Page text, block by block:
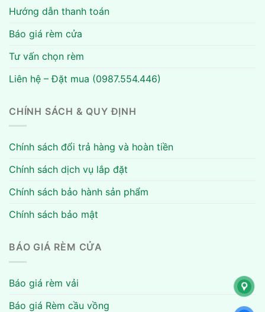
Hướng dẫn thanh toán
Báo giá rèm cửa
Tư vấn chọn rèm
Liên hệ – Đặt mua (0987.554.446)
CHÍNH SÁCH & QUY ĐỊNH
Chính sách đổi trả hàng và hoàn tiền
Chính sách dịch vụ lắp đặt
Chính sách bảo hành sản phẩm
Chính sách bảo mật
BÁO GIÁ RÈM CỬA
Báo giá rèm vải
Báo giá Rèm cầu vồng